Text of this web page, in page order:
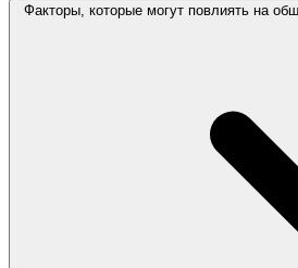
Факторы, которые могут повлиять на